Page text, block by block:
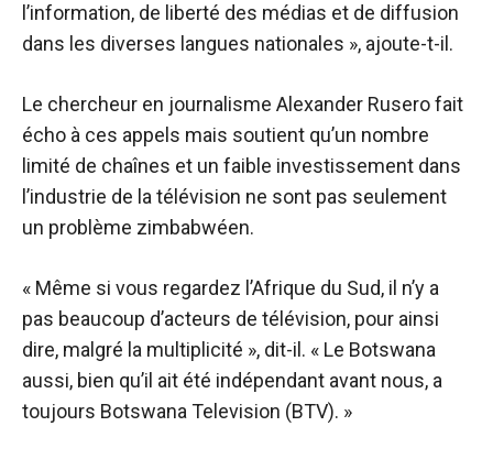
l’information, de liberté des médias et de diffusion
dans les diverses langues nationales », ajoute-t-il.
Le chercheur en journalisme Alexander Rusero fait
écho à ces appels mais soutient qu’un nombre
limité de chaînes et un faible investissement dans
l’industrie de la télévision ne sont pas seulement
un problème zimbabwéen.
« Même si vous regardez l’Afrique du Sud, il n’y a
pas beaucoup d’acteurs de télévision, pour ainsi
dire, malgré la multiplicité », dit-il. « Le Botswana
aussi, bien qu’il ait été indépendant avant nous, a
toujours Botswana Television (BTV). »